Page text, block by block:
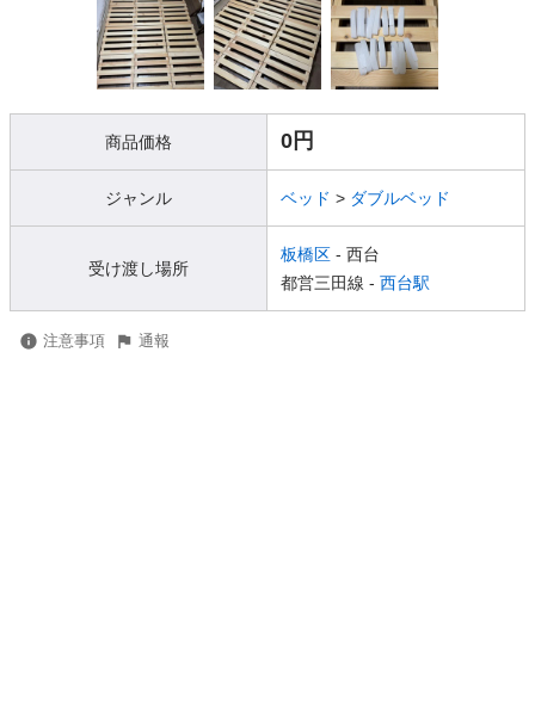
商品価格 0円
ジャンル ベッド > ダブルベッド
受け渡し場所
板橋区 - 西台
都営三田線 - 西台駅
注意事項 通報